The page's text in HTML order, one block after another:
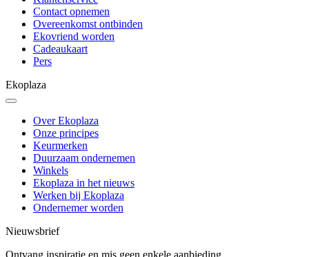
Contact opnemen
Overeenkomst ontbinden
Ekovriend worden
Cadeaukaart
Pers
Ekoplaza
Over Ekoplaza
Onze principes
Keurmerken
Duurzaam ondernemen
Winkels
Ekoplaza in het nieuws
Werken bij Ekoplaza
Ondernemer worden
Nieuwsbrief
Ontvang inspiratie en mis geen enkele aanbieding